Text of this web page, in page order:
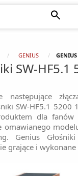
GENIUS
SW-HF5.1
następujące
SW-HF5.1 5200
dla
omawianego
Genius
grające i wykonane